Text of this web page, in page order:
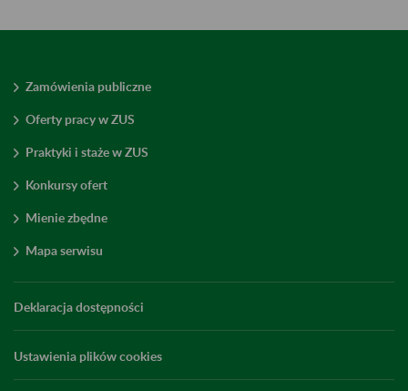
Zamówienia publiczne
Oferty pracy w ZUS
Praktyki i staże w ZUS
Konkursy ofert
Mienie zbędne
Mapa serwisu
Deklaracja dostępności
Ustawienia plików cookies